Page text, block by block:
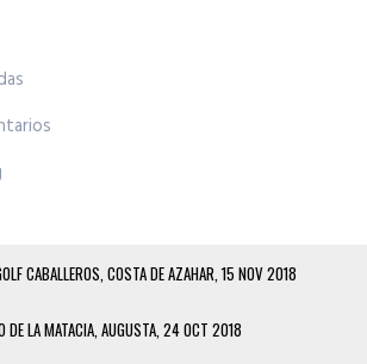
CABALLEROS, COSTA DE AZAHAR, 15 NOV 2018
DE LA MATACIA, AUGUSTA, 24 OCT 2018